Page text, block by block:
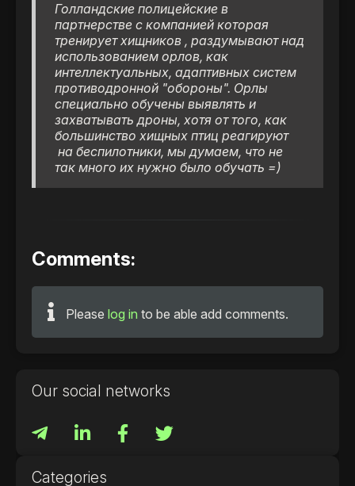
Голландские полицейские в
партнерстве с компанией которая
тренирует хищников , раздумывают над
использованием орлов, как
интеллектуальных, адаптивных систем
противодронной "обороны". Орлы
специально обучены выявлять и
захватывать дроны, хотя от того, как
большинство хищных птиц реагируют
на беспилотники, мы думаем, что не
так много их нужно было обучать =)
Comments:
Please log in to be able add comments.
Our social networks
Categories